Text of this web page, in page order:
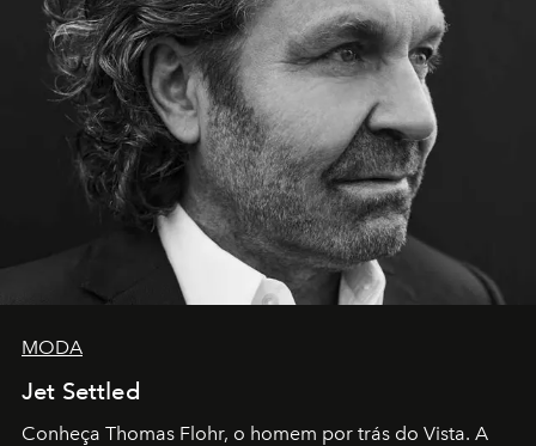
MODA
Jet Settled
Conheça Thomas Flohr, o homem por trás do Vista. A